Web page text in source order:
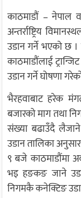
काठमाडौं – नेपाल
अन्तर्राष्ट्रिय
उडान गर्ने भएको छ
काठमाडौंलाई
उडान गर्ने घोषणा
भैरहवाबाट हरेक
बजारको माग तथा
संख्या बढाउँदै
उडान तालिका
९ बजे काठमाडौंमा
भइ हङकङ जाने
निगमकै कनेक्टिङ